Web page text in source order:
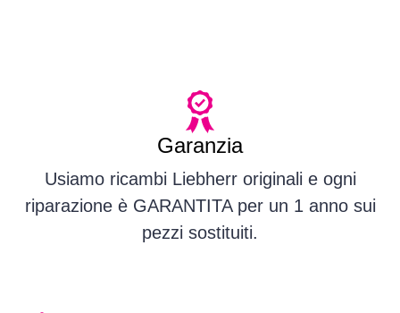
Garanzia
Usiamo ricambi Liebherr originali e ogni
riparazione è GARANTITA per un 1 anno sui
pezzi sostituiti.